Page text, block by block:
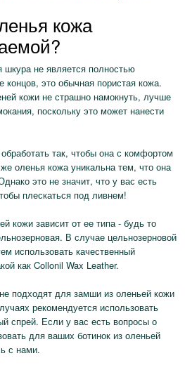
кожа
не является полностью
концов, это обычная пористая кожа.
кожи не страшно намокнуть, лучше
поскольку это может нанести
так, чтобы она с комфортом
оленья кожа уникальна тем, что она
это не значит, что у вас есть
плескаться под ливнем!
кожи зависит от ее типа - будь то
В случае цельнозерновой
использовать качественный
как Collonil Wax Leather.
подходят для замши из оленьей кожи
рекомендуется использовать
спрей. Если у вас есть вопросы о
для ваших ботинок из оленьей
с нами.